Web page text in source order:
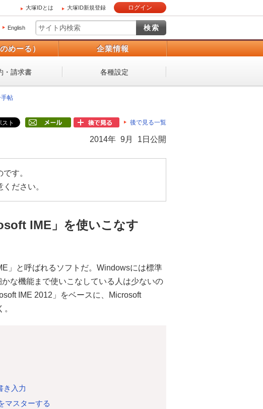
大塚IDとは 大塚ID新規登録 ログイン
English
めーる） 企業情報
・請求書 各種設定
手帖
後で見る一覧
2014年 9月 1日公開
す。
ださい。
IME」を使いこなす
」と呼ばれるソフトだ。Windowsには標準
な機能まで使いこなしている人は少ないの
IME 2012」をベースに、Microsoft
き入力
マスターする